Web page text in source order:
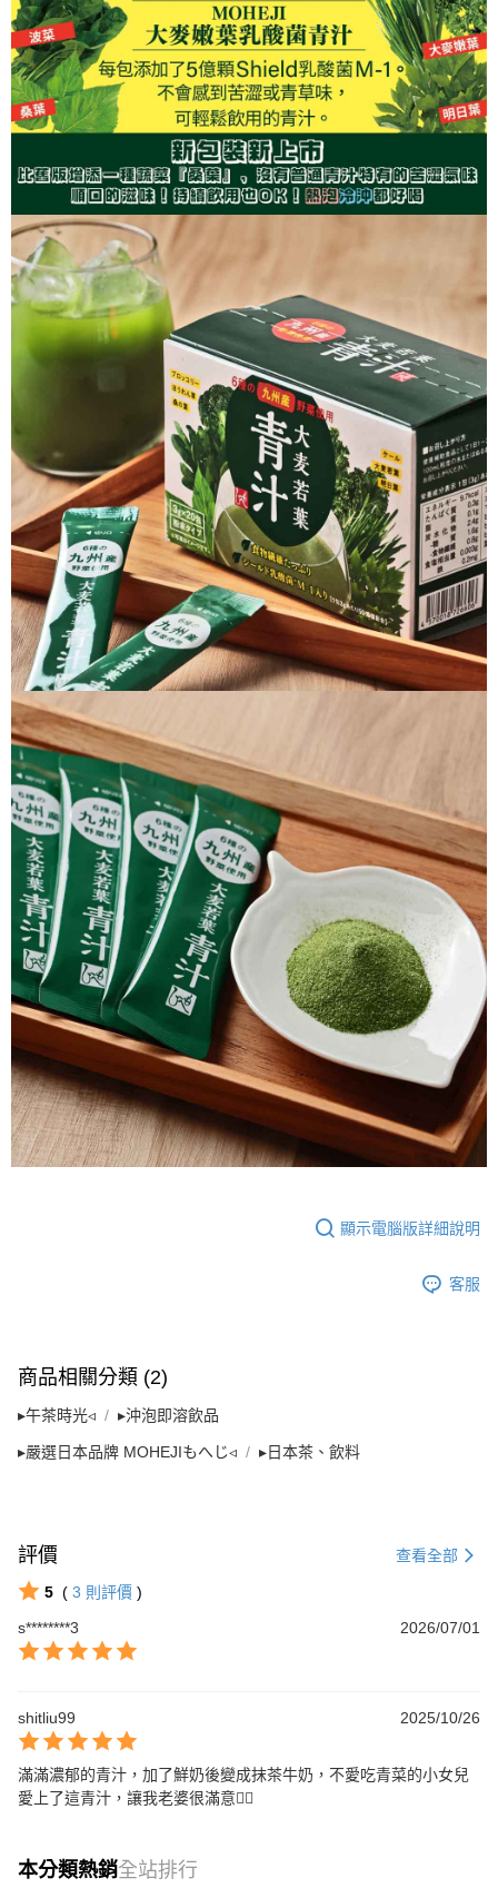
※ 交易是否成功請以「AFTEE先享後付 」之結帳頁面顯示為準，若有關於
是否繳費成功／繳費後需取消欲退款等相關疑問，請聯繫「AFTEE先享後付
客戶支援中心」
https://netprotections.freshdesk.com/support/home
【注意事項】
１．透過由恩沛科技股份有限公司提供之「AFTEE先享後付」服務完成之交
易，需依本服務之必要範圍內提供個人資料，並將交易相關給付款項請求債
權轉讓予恩沛科技股份有限公司。
２．關於個人資料處理事宜，請瀏覽以下網址：
https://aftee.tw/terms/#terms3
３．未成年的使用者請事先徵得法定代理人或監護人之同意方可使用
「AFTEE先享後付」，若未經同意申辦者引起之損失，本公司不負相關責
任。
４．使用「AFTEE先享後付」時，將依據個別帳號之用戶狀況，依本公司即
時審查核予不同之上限額度；若仍有額度不足之情形，本公司將視審查結果
請求用戶進行身份認證。
５．嚴禁一人註冊多個帳號或使用他人資訊註冊。若發現惡意使用之情形，
恩沛科技股份有限公司將有權停止該用戶之使用額度並採取法律行動。
顯示電腦版詳細說明
客服
商品相關分類 (2)
▸午茶時光◃ ▸沖泡即溶飲品
▸嚴選日本品牌 MOHEJIもへじ◃ ▸日本茶、飲料
評價 查看全部
5 ( 3 則評價 )
s********3
2026/07/01
shitliu99 2025/10/26
滿滿濃郁的青汁，加了鮮奶後變成抹茶牛奶，不愛吃青菜的小女兒
愛上了這青汁，讓我老婆很滿意👍🏻
本分類熱銷全站排行